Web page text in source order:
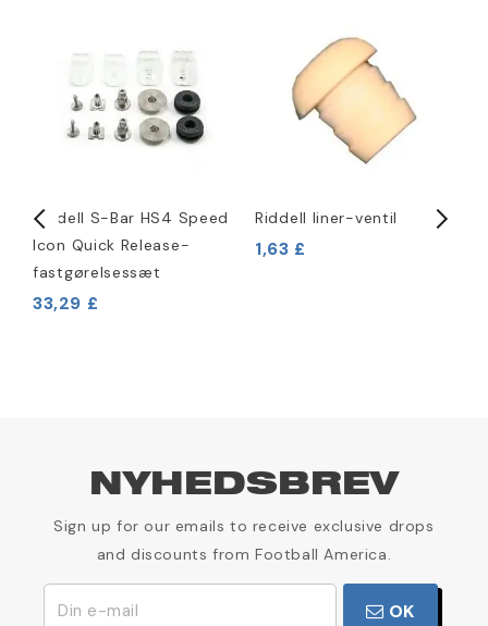
Riddell S-Bar HS4 Speed
Icon Quick Release-
fastgørelsessæt
33,29 £
Riddell liner-ventil
1,63 £
NYHEDSBREV
Sign up for our emails to receive exclusive drops
and discounts from Football America.
OK